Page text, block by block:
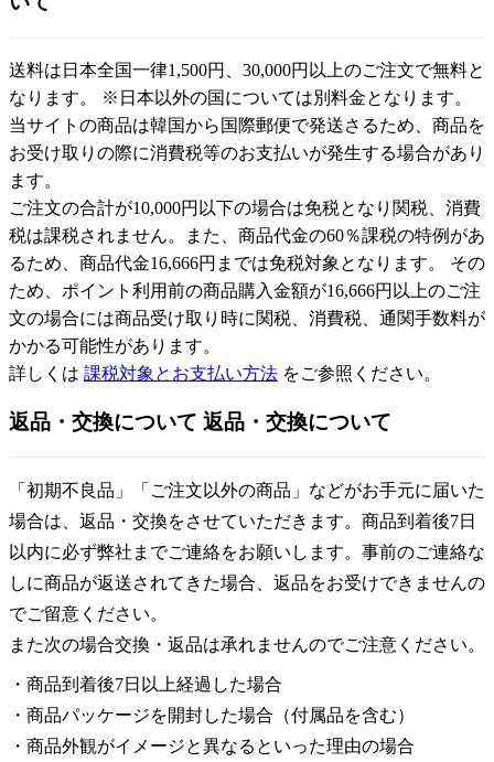
送料は日本全国一律1,500円、30,000円以上のご注文で無料と
なります。 ※日本以外の国については別料金となります。
当サイトの商品は韓国から国際郵便で発送さるため、商品を
お受け取りの際に消費税等のお支払いが発生する場合があり
ます。
ご注文の合計が10,000円以下の場合は免税となり関税、消費
税は課税されません。また、商品代金の60％課税の特例があ
るため、商品代金16,666円までは免税対象となります。 その
ため、ポイント利用前の商品購入金額が16,666円以上のご注
文の場合には商品受け取り時に関税、消費税、通関手数料が
かかる可能性があります。
詳しくは 課税対象とお支払い方法 をご参照ください。
返品・交換について 返品・交換について
「初期不良品」「ご注文以外の商品」などがお手元に届いた
場合は、返品・交換をさせていただきます。商品到着後7日
以内に必ず弊社までご連絡をお願いします。事前のご連絡な
しに商品が返送されてきた場合、返品をお受けできませんの
でご留意ください。
また次の場合交換・返品は承れませんのでご注意ください。
・商品到着後7日以上経過した場合
・商品パッケージを開封した場合（付属品を含む）
・商品外観がイメージと異なるといった理由の場合